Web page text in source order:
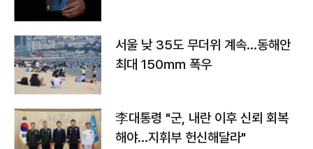
서울 낮 35도 무더위 계속…동해안
최대 150㎜ 폭우
李대통령 "군, 내란 이후 신뢰 회복
해야…지휘부 헌신해달라"